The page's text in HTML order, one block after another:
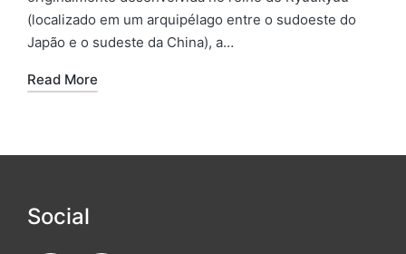
(localizado em um arquipélago entre o sudoeste do
Japão e o sudeste da China), a…
Read More
Social